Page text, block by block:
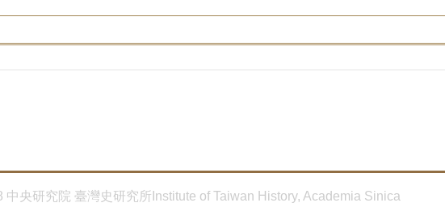
中央研究院 臺灣史研究所Institute of Taiwan History, Academia Sinica